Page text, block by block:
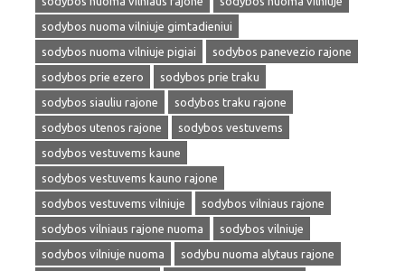
sodybos nuoma vilniuje gimtadieniui
sodybos nuoma vilniuje pigiai
sodybos panevezio rajone
sodybos prie ezero
sodybos prie traku
sodybos siauliu rajone
sodybos traku rajone
sodybos utenos rajone
sodybos vestuvems
sodybos vestuvems kaune
sodybos vestuvems kauno rajone
sodybos vestuvems vilniuje
sodybos vilniaus rajone
sodybos vilniaus rajone nuoma
sodybos vilniuje
sodybos vilniuje nuoma
sodybu nuoma alytaus rajone